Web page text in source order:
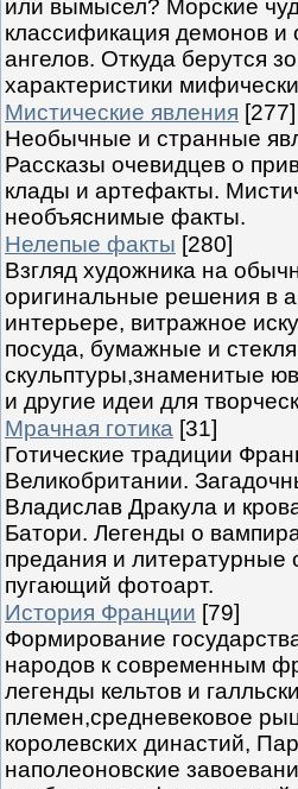
или вымысел? Морские
классификация демонов и
ангелов. Откуда берутся
характеристики
Мистические явления [277]
Необычные и странные
Рассказы очевидцев о
клады и артефакты.
необъяснимые факты.
Нелепые факты [280]
Взгляд художника на
оригинальные решения в
интерьере, витражное
посуда, бумажные и
скульптуры,знаменитые
и другие идеи для
Мрачная готика [31]
Готические традиции
Великобритании.
Владислав Дракула и
Батори. Легенды о
предания и литературные
пугающий фотоарт.
История Франции [79]
Формирование
народов к современным
легенды кельтов и
племен,средневековое
королевских династий,
наполеоновские